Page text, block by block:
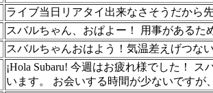
ライブ当日リアタイ出来なさそうだから
スバルちゃん、おぱよー！ 用事があるた
スバルちゃんおはよう！気温差えげつな
¡Hola Subaru! 今週はお疲れ様でした！
います。 お会いする時間が少ないですが